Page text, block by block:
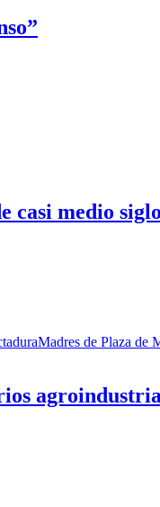
casi medio
Madres de Plaza de